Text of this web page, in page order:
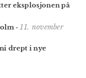
eksplosjonen på
-11. november
drept i nye